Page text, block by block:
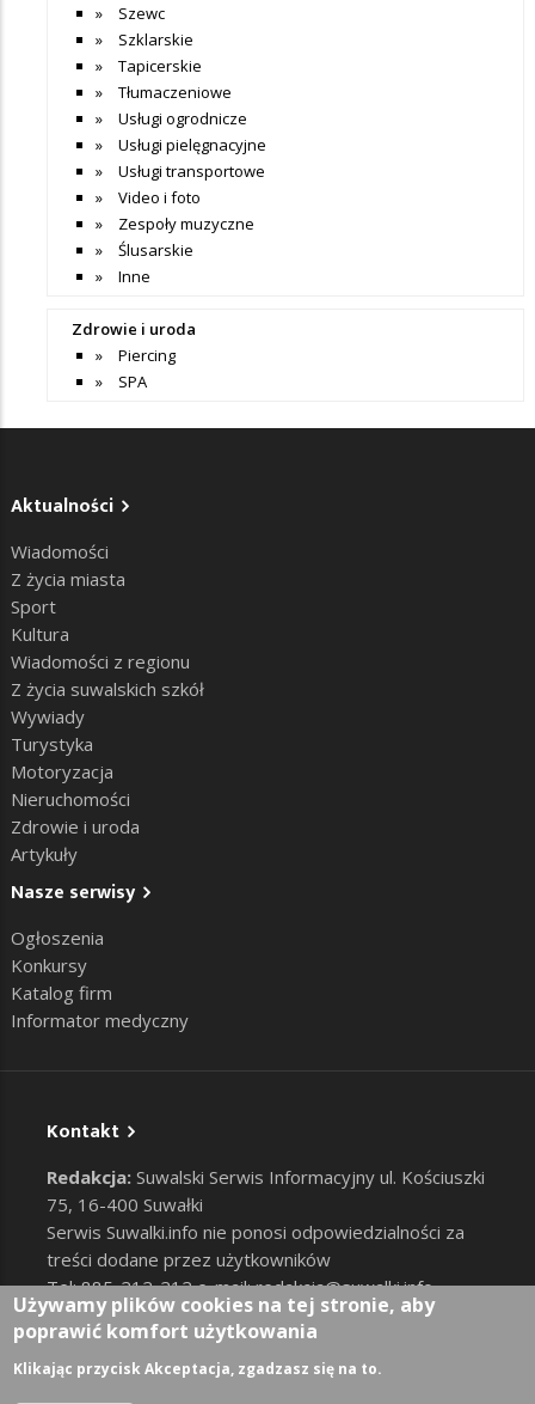
Szewc
Szklarskie
Tapicerskie
Tłumaczeniowe
Usługi ogrodnicze
Usługi pielęgnacyjne
Usługi transportowe
Video i foto
Zespoły muzyczne
Ślusarskie
Inne
Zdrowie i uroda
Piercing
SPA
Aktualności
Wiadomości
Z życia miasta
Sport
Kultura
Wiadomości z regionu
Z życia suwalskich szkół
Wywiady
Turystyka
Motoryzacja
Nieruchomości
Zdrowie i uroda
Artykuły
Nasze serwisy
Ogłoszenia
Konkursy
Katalog firm
Informator medyczny
Kontakt
Redakcja: Suwalski Serwis Informacyjny ul. Kościuszki
75, 16-400 Suwałki
Serwis Suwalki.info nie ponosi odpowiedzialności za
treści dodane przez użytkowników
Tel: 885-212-212 e-mail:redakcja@suwalki.info,
reklama@suwalki.info
RODO |Cookies
User account menu
Zaloguj
Używamy plików cookies na tej stronie, aby
poprawić komfort użytkowania
Klikając przycisk Akceptacja, zgadzasz się na to.